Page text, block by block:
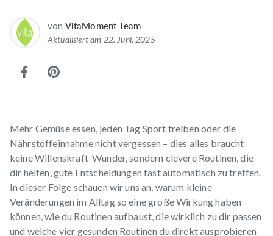
von VitaMoment Team
Aktualisiert am 22. Juni, 2025
Mehr Gemüse essen, jeden Tag Sport treiben oder die
Nährstoffeinnahme nicht vergessen – dies alles braucht
keine Willenskraft-Wunder, sondern clevere Routinen, die
dir helfen, gute Entscheidungen fast automatisch zu treffen.
In dieser Folge schauen wir uns an, warum kleine
Veränderungen im Alltag so eine große Wirkung haben
können, wie du Routinen aufbaust, die wirklich zu dir passen
und welche vier gesunden Routinen du direkt ausprobieren